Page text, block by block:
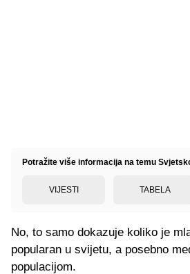
Potražite više informacija na temu
VIJESTI TABELA
No, to samo dokazuje koliko je
popularan u svijetu, a posebno
populacijom.